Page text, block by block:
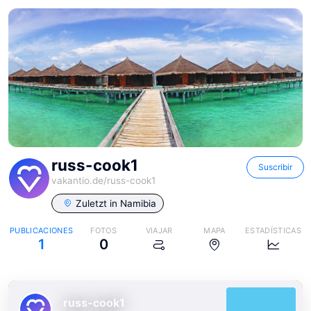
russ-cook1
vakantio.de/russ-cook1
Suscribir
Zuletzt in Namibia
PUBLICACIONES
1
FOTOS
0
VIAJAR MAPA ESTADÍSTICAS
russ-cook1